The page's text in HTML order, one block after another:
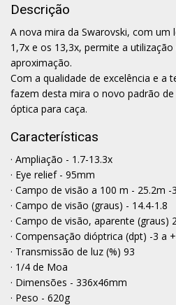
Descrição
A nova mira da Swarovski, com um
1,7x e os 13,3x, permite a
aproximação.
Com a qualidade de excelência e a
fazem desta mira o novo padrão de
óptica para caça.
Características
· Ampliação - 1.7-13.3x
· Eye relief - 95mm
· Campo de visão a 100 m - 25.2m -
· Campo de visão (graus) - 14.4-1.8
· Campo de visão, aparente (graus)
· Compensação dióptrica (dpt) -3 a
· Transmissão de luz (%) 93
· 1/4 de Moa
· Dimensões - 336x46mm
· Peso - 620g